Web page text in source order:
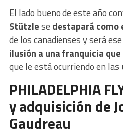
El lado bueno de este año
Stützlese destapará como
de los canadienses y será
ilusión a una franquicia
que le está ocurriendo en
PHILADELPHIA
y adquisición de
Gaudreau